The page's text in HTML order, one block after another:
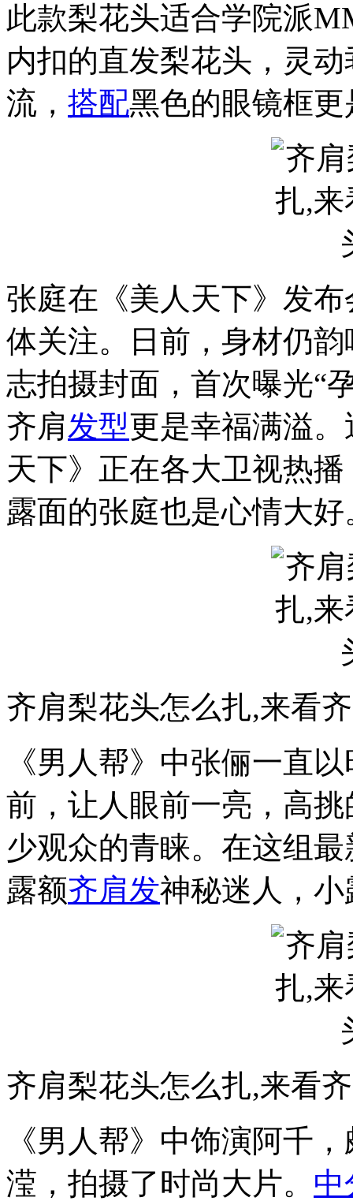
此款梨花头适合学院派
内扣的直发梨花头，灵
流， 搭配黑色的眼镜框
张庭在《美人天下》发
体关注。日前，身材仍
志拍摄封面，首次曝光“
齐肩发型更是幸福满溢
天下》正在各大卫视热
露面的张庭也是心情大好
齐肩梨花头怎么扎,来看
《男人帮》中张俪一直
前，让人眼前一亮，高
少观众的青睐。在这组
露额齐肩发神秘迷人，
齐肩梨花头怎么扎,来看
《男人帮》中饰演阿千
滢，拍摄了时尚大片。 中